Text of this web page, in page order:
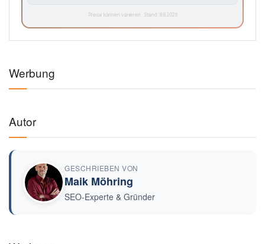
Preise können variieren · Stand: 8.8.2026
Werbung
Autor
GESCHRIEBEN VON
Maik Möhring
SEO-Experte & Gründer